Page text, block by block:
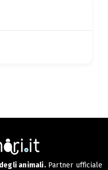
animali.Partner ufficiale